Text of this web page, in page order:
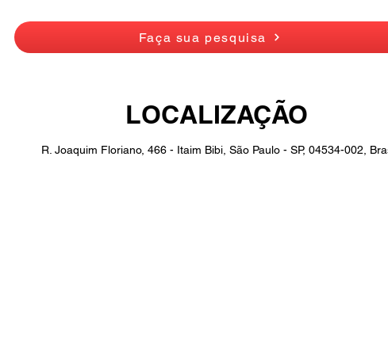
Faça sua pesquisa
LOCALIZAÇÃO
R. Joaquim Floriano, 466 - Itaim Bibi, São Paulo - SP, 04534-002,